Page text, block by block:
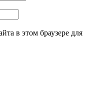
в этом браузере для